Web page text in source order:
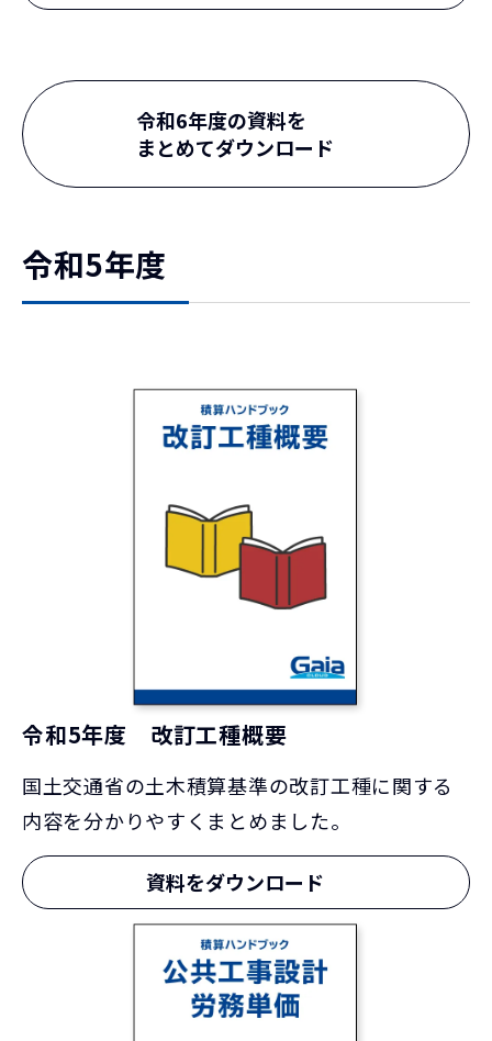
令和6年度の資料を
まとめてダウンロード
令和5年度
令和5年度 改訂工種概要
国土交通省の土木積算基準の改訂工種に関する
内容を分かりやすくまとめました。
資料をダウンロード